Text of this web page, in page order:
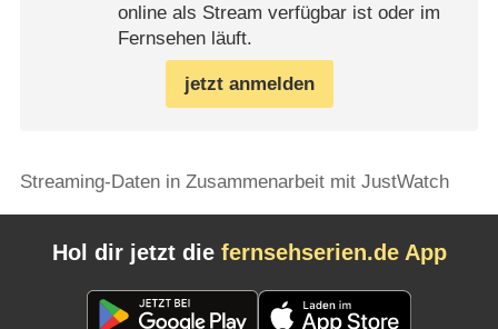
online als Stream verfügbar ist oder im
Fernsehen läuft.
jetzt anmelden
Streaming-Daten in Zusammenarbeit mit JustWatch
Hol dir jetzt die fernsehserien.de App